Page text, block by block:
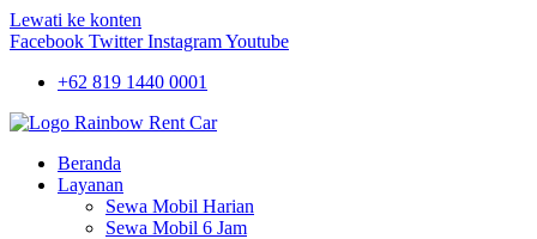
Lewati ke konten
Facebook Twitter InstagramYoutube
+62 819 1440 0001
Beranda
Layanan
Sewa Mobil Harian
Sewa Mobil 6 Jam